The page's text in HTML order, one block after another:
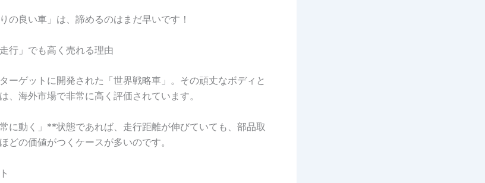
の良い車」は、諦めるのはまだ早いです！
行」でも高く売れる理由
ーゲットに開発された「世界戦略車」。その頑丈なボディと
、海外市場で非常に高く評価されています。
に動く」**状態であれば、走行距離が伸びていても、部品取
どの価値がつくケースが多いのです。